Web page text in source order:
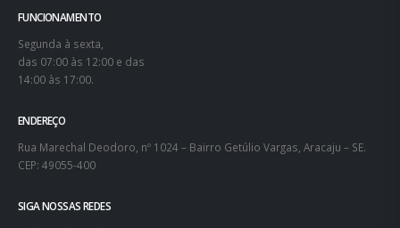
FUNCIONAMENTO
Segunda à sexta,
das 07:00 às 12:00 e das
14:00 às 17:00.
ENDEREÇO
Rua Marechal Deodoro, nº 1024 – Bairro Getúlio Vargas, Aracaju – SE.
CEP: 49055-400
SIGA NOSSAS REDES